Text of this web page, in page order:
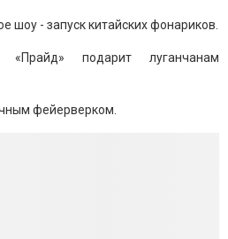
шоу - запуск китайских фонариков.
«Прайд» подарит луганчанам
фейерверком.